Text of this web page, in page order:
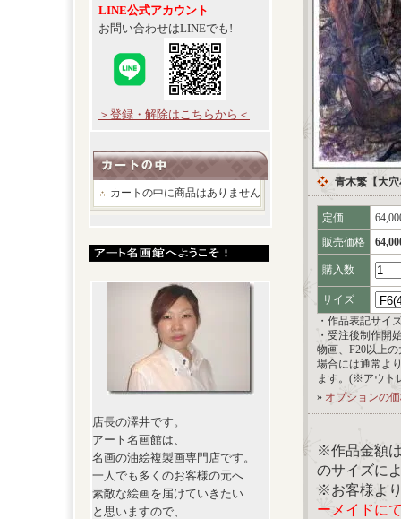
LINE公式アカウント
お問い合わせはLINEでも!
＞登録・解除はこちらから＜
カートの中に商品はありません
店長の澤井です。
アート名画館は、
名画の油絵複製画専門店です。
一人でも多くのお客様の元へ
素敵な絵画を届けていきたい
と思いますので、
青木繁【大
定価
販売価格
購入数
サイズ
・作品表記サイ
・受注後制作開
物画、F20以上
場合には通常よ
ます。(※アウト
» オプションの
※作品金額
のサイズに
※お客様よ
ーメイドに